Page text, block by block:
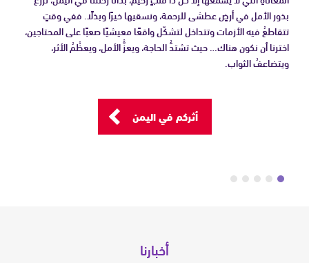
بذور الأمل في أرضٍ عطشى للرحمة، ونسقيها خيرًا وبذلًا. ففي وقتٍ
تتقاطعُ فيه الأزمات وتتداخل لتشكّل واقعًا معيشيًا صعبًا على المحتاجين،
اخترنا أن نكون هناك… حيث تشتدُّ الحاجة، ويعزُّ الأمل، ويعظُمُ الأثر،
ويتضاعفُ الثواب.
أثركم في اليمن
أخبارنا